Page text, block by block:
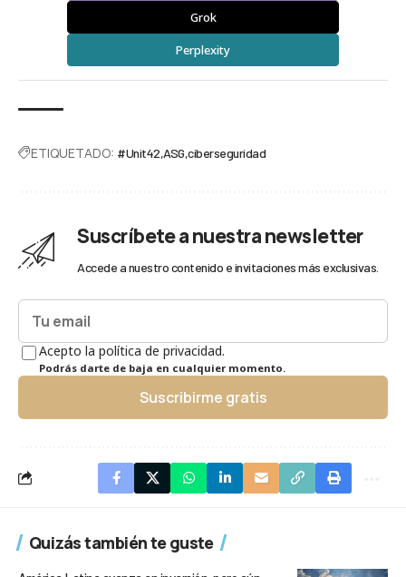
Grok
Perplexity
ETIQUETADO: #Unit42 ASG ciberseguridad
Suscríbete a nuestra newsletter
Accede a nuestro contenido e invitaciones más exclusivas.
Acepto la política de privacidad.
Podrás darte de baja en cualquier momento.
Suscribirme gratis
Quizás también te guste